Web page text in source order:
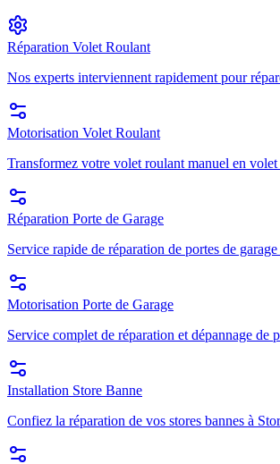
Réparation Volet Roulant
Nos experts interviennent rapidement pour
Motorisation Volet Roulant
Transformez votre volet roulant manuel en
Réparation Porte de Garage
Service rapide de réparation de portes de
Motorisation Porte de Garage
Service complet de réparation et dépannage de
Installation Store Banne
Confiez la réparation de vos stores bannes à